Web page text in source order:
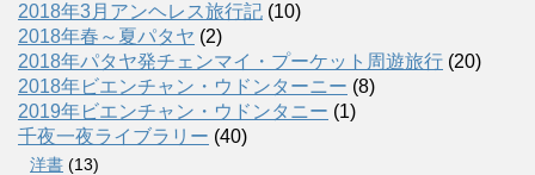
2018年3月アンヘレス旅行記 (10)
2018年春～夏パタヤ (2)
2018年パタヤ発チェンマイ・プーケット周遊旅行 (20)
2018年ビエンチャン・ウドンターニー (8)
2019年ビエンチャン・ウドンタニー (1)
千夜一夜ライブラリー (40)
洋書 (13)